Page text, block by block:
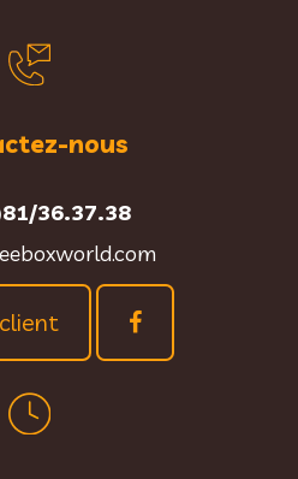
nous
36.37.38